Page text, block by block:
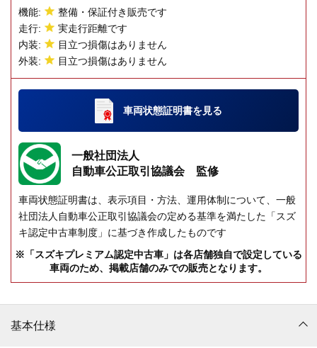
機能:
整備・保証付き販売です
走行:
実走行距離です
内装:
目立つ損傷はありません
外装:
目立つ損傷はありません
車両状態証明書を見る
一般社団法人
自動車公正取引協議会 監修
車両状態証明書は、表示項目・方法、運用体制について、一般
社団法人自動車公正取引協議会の定める基準を満たした「スズ
キ認定中古車制度」に基づき作成したものです
※「スズキプレミアム認定中古車」は各店舗独自で設定している
車両のため、掲載店舗のみでの販売となります。
基本仕様